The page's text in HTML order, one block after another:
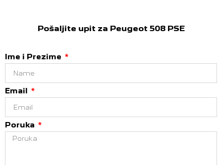
Pošaljite upit za Peugeot 508 PSE
Ime i Prezime
Email
Poruka